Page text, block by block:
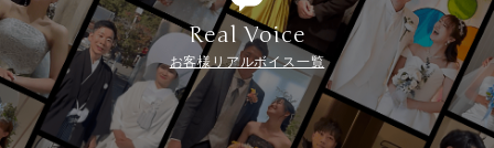
Real Voice
お客様リアルボイス一覧